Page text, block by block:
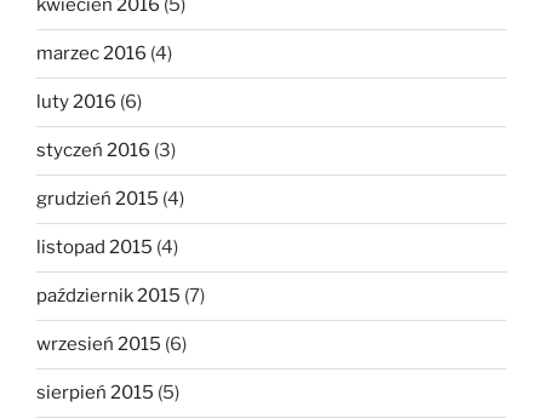
kwiecień 2016 (5)
marzec 2016 (4)
luty 2016 (6)
styczeń 2016 (3)
grudzień 2015 (4)
listopad 2015 (4)
październik 2015 (7)
wrzesień 2015 (6)
sierpień 2015 (5)